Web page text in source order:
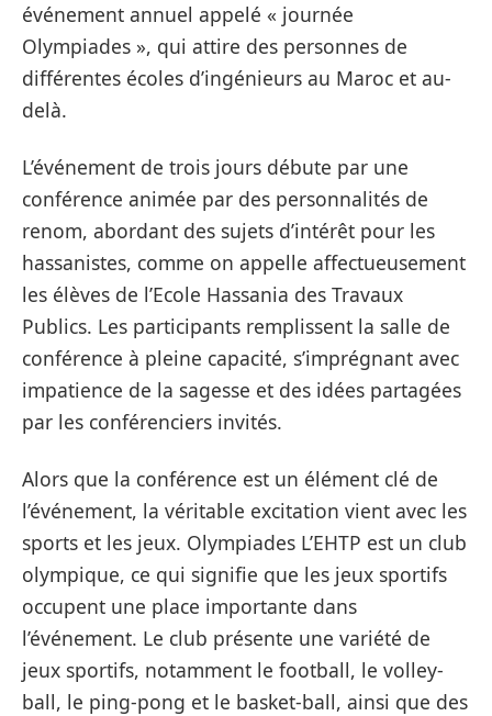
événement annuel appelé « journée
Olympiades », qui attire des personnes de
différentes écoles d’ingénieurs au Maroc et au-
delà.
L’événement de trois jours débute par une
conférence animée par des personnalités de
renom, abordant des sujets d’intérêt pour les
hassanistes, comme on appelle affectueusement
les élèves de l’Ecole Hassania des Travaux
Publics. Les participants remplissent la salle de
conférence à pleine capacité, s’imprégnant avec
impatience de la sagesse et des idées partagées
par les conférenciers invités.
Alors que la conférence est un élément clé de
l’événement, la véritable excitation vient avec les
sports et les jeux. Olympiades L’EHTP est un club
olympique, ce qui signifie que les jeux sportifs
occupent une place importante dans
l’événement. Le club présente une variété de
jeux sportifs, notamment le football, le volley-
ball, le ping-pong et le basket-ball, ainsi que des